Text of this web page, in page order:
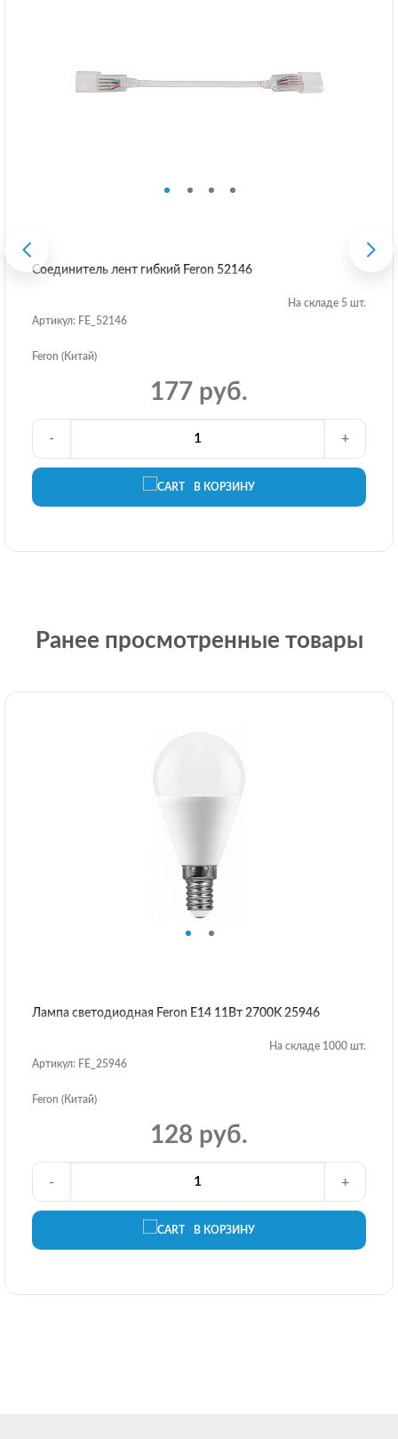
Соединитель лент гибкий Feron 52146
На складе 5 шт.
Артикул: FE_52146
Feron (Китай)
177 руб.
В КОРЗИНУ
- +
Ранее просмотренные товары
Лампа светодиодная Feron E14 11Вт 2700K 25946
На складе 1000 шт.
Артикул: FE_25946
Feron (Китай)
128 руб.
В КОРЗИНУ
- +